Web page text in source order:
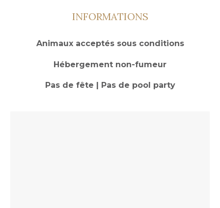
INFORMATIONS
Animaux acceptés sous conditions
Hébergement non-fumeur
Pas de fête | Pas de pool party